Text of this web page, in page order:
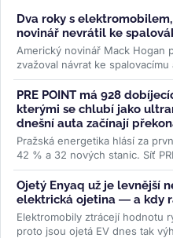
Dva roky s
novinář nevrátil ke
Americký novinář Mack Hogan
zvažoval návrat ke
elektromobil...>>
PRE POINT má 928
kterými se chlubí jako
dnešní auta začínají
Pražská energetika hlásí za
42 % a 32 nových stanic. Síť
468...>>
Ojetý Enyaq už je levnější
elektrická ojetina — a kdy
Elektromobily ztrácejí hodnotu
proto jsou ojetá EV dnes tak